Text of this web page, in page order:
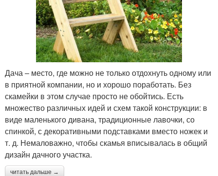
Дача – место, где можно не только отдохнуть одному или
в приятной компании, но и хорошо поработать. Без
скамейки в этом случае просто не обойтись. Есть
множество различных идей и схем такой конструкции: в
виде маленького дивана, традиционные лавочки, со
спинкой, с декоративными подставками вместо ножек и
т. д. Немаловажно, чтобы скамья вписывалась в общий
дизайн дачного участка.
читать дальше →